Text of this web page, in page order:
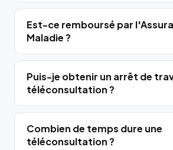
Est-ce remboursé par
Maladie ?
Puis-je obtenir un arrêt de
téléconsultation ?
Combien de temps dure une
téléconsultation ?